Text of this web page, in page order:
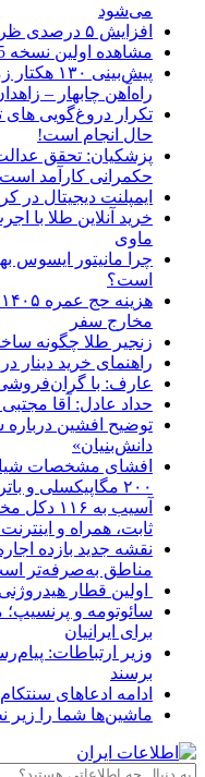
می‌شود
افزایش ۵ درصدی ظرفیت قطارهای اربعین
مشاهده اولین نسخه One UI 9.5 روی سرورهای سامسونگ
پیش‌بینی
راه‌آهن چابهار –
تکرار دروغ‌گویی های
حال انجام است!
پزشکیان: تحقق
حکمرانی کارآمد است
ایمپلنت دیجیتال در
خرید آنلاین طلا با
ماوی
چرا مانیتور ایسوس
است؟
مخارج سفر
زنجیر طلا چگونه
راهنمای خرید دینار
عارف: با
حداد عادل: آقا
توضیح افشین درباره
دانش‌بنیان»
۲۰۰ مگاپیکسلی و باتری ۷۰۰۰ میلی‌آمپری در راه است
آسیب به
ثابت، همراه و
نقشه جدید بازده
مناطق به‌صرفه‌تر
اولین قطار
سائوتومه و
برای ایرانیان
وزیر ارتباطات:
برسند
ادامه ادعاهای
ماشین‌ها شما را زیر